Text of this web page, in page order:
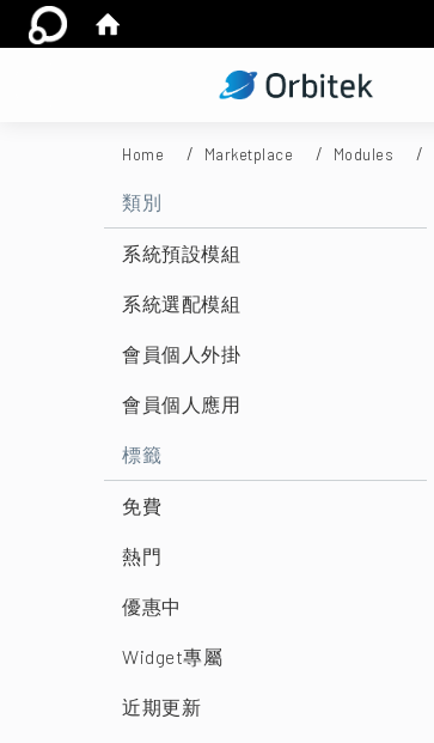
Home Marketplace Modules
類別
系統預設模組
系統選配模組
會員個人外掛
會員個人應用
標籤
免費
熱門
優惠中
Widget專屬
近期更新